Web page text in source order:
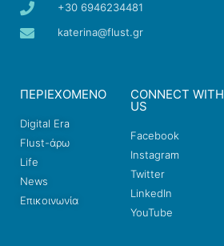
+30 6946234481
katerina@flust.gr
ΠΕΡΙΕΧΟΜΕΝΟ
Digital Era
Flust-άρω
Life
News
Επικοινωνία
CONNECT WITH
US
Facebook
Instagram
Twitter
LinkedIn
YouTube